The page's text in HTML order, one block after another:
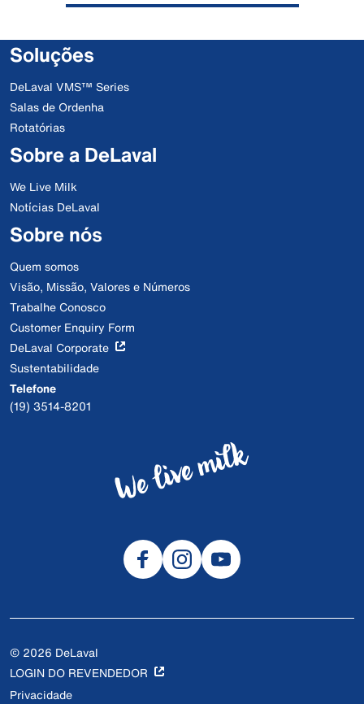
Soluções
DeLaval VMS™ Series
Salas de Ordenha
Rotatórias
Sobre a DeLaval
We Live Milk
Notícias DeLaval
Sobre nós
Quem somos
Visão, Missão, Valores e Números
Trabalhe Conosco
Customer Enquiry Form
DeLaval Corporate
Sustentabilidade
Telefone
(19) 3514-8201
© 2026 DeLaval
LOGIN DO REVENDEDOR
Privacidade